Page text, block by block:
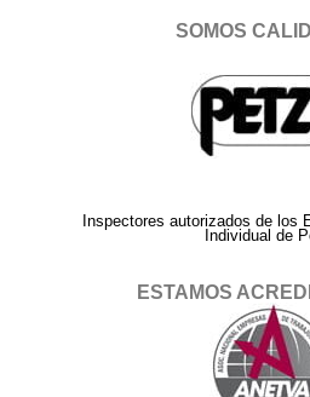
SOMOS
Inspectores autorizados de los
Individual de
ESTAMOS